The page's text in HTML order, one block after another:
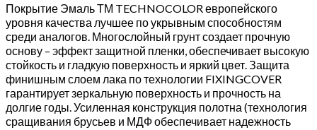
Покрытие Эмаль ТМ TECHNOCOLOR европейского
уровня качества лучшее по укрывным способностям
среди аналогов. Многослойный грунт создает прочную
основу – эффект защитной пленки, обеспечивает высокую
стойкость и гладкую поверхность и яркий цвет. Защита
финишным слоем лака по технологии FIXINGCOVER
гарантирует зеркальную поверхность и прочность на
долгие годы. Усиленная конструкция полотна (технология
сращивания брусьев и МДФ обеспечивает надежность